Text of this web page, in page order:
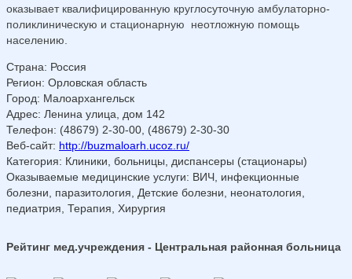
оказывает квалифицированную круглосуточную амбулаторно-
поликлиническую и стационарную неотложную помощь
населению.
Страна: Россия
Регион: Орловская область
Город: Малоархангельск
Адрес: Ленина улица, дом 142
Телефон: (48679) 2-30-00, (48679) 2-30-30
Веб-сайт: http://buzmaloarh.ucoz.ru/
Категория: Клиники, больницы, диспансеры (стационары)
Оказываемые медицинские услуги: ВИЧ, инфекционные
болезни, паразитология, Детские болезни, неонатология,
педиатрия, Терапия, Хирургия
Рейтинг мед.учреждения - Центральная районная больница